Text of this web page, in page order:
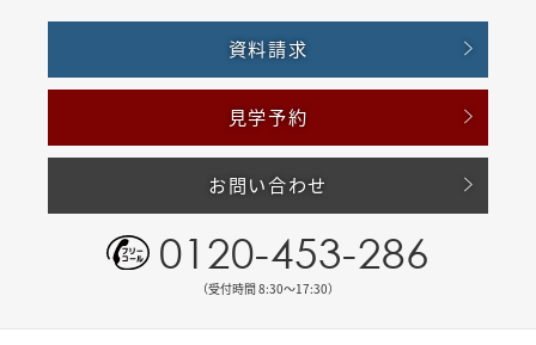
資料請求
見学予約
お問い合わせ
0120-453-286
（受付時間 8:30〜17:30）